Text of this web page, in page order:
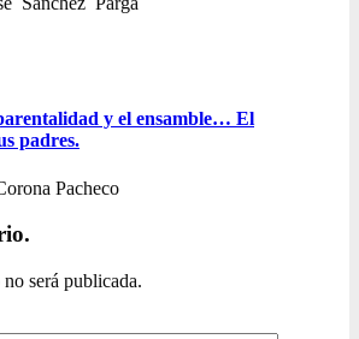
y el ensamble… El
padres.
Pacheco
será publicada.